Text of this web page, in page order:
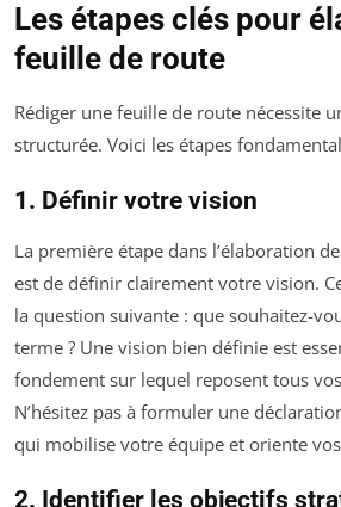
Les étapes clés pour
feuille de route
Rédiger une feuille de route nécessite
structurée. Voici les étapes
1. Définir votre vision
La première étape dans l’élaboration
est de définir clairement votre vision.
la question suivante : que souhaitez-
terme ? Une vision bien définie est
fondement sur lequel reposent tous
N’hésitez pas à formuler une
qui mobilise votre équipe et oriente
2. Identifier les objectifs